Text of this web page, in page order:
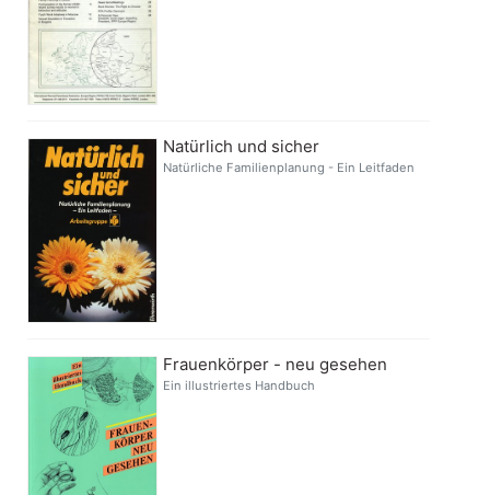
Natürlich und sicher
Natürliche Familienplanung - Ein Leitfaden
Frauenkörper - neu gesehen
Ein illustriertes Handbuch